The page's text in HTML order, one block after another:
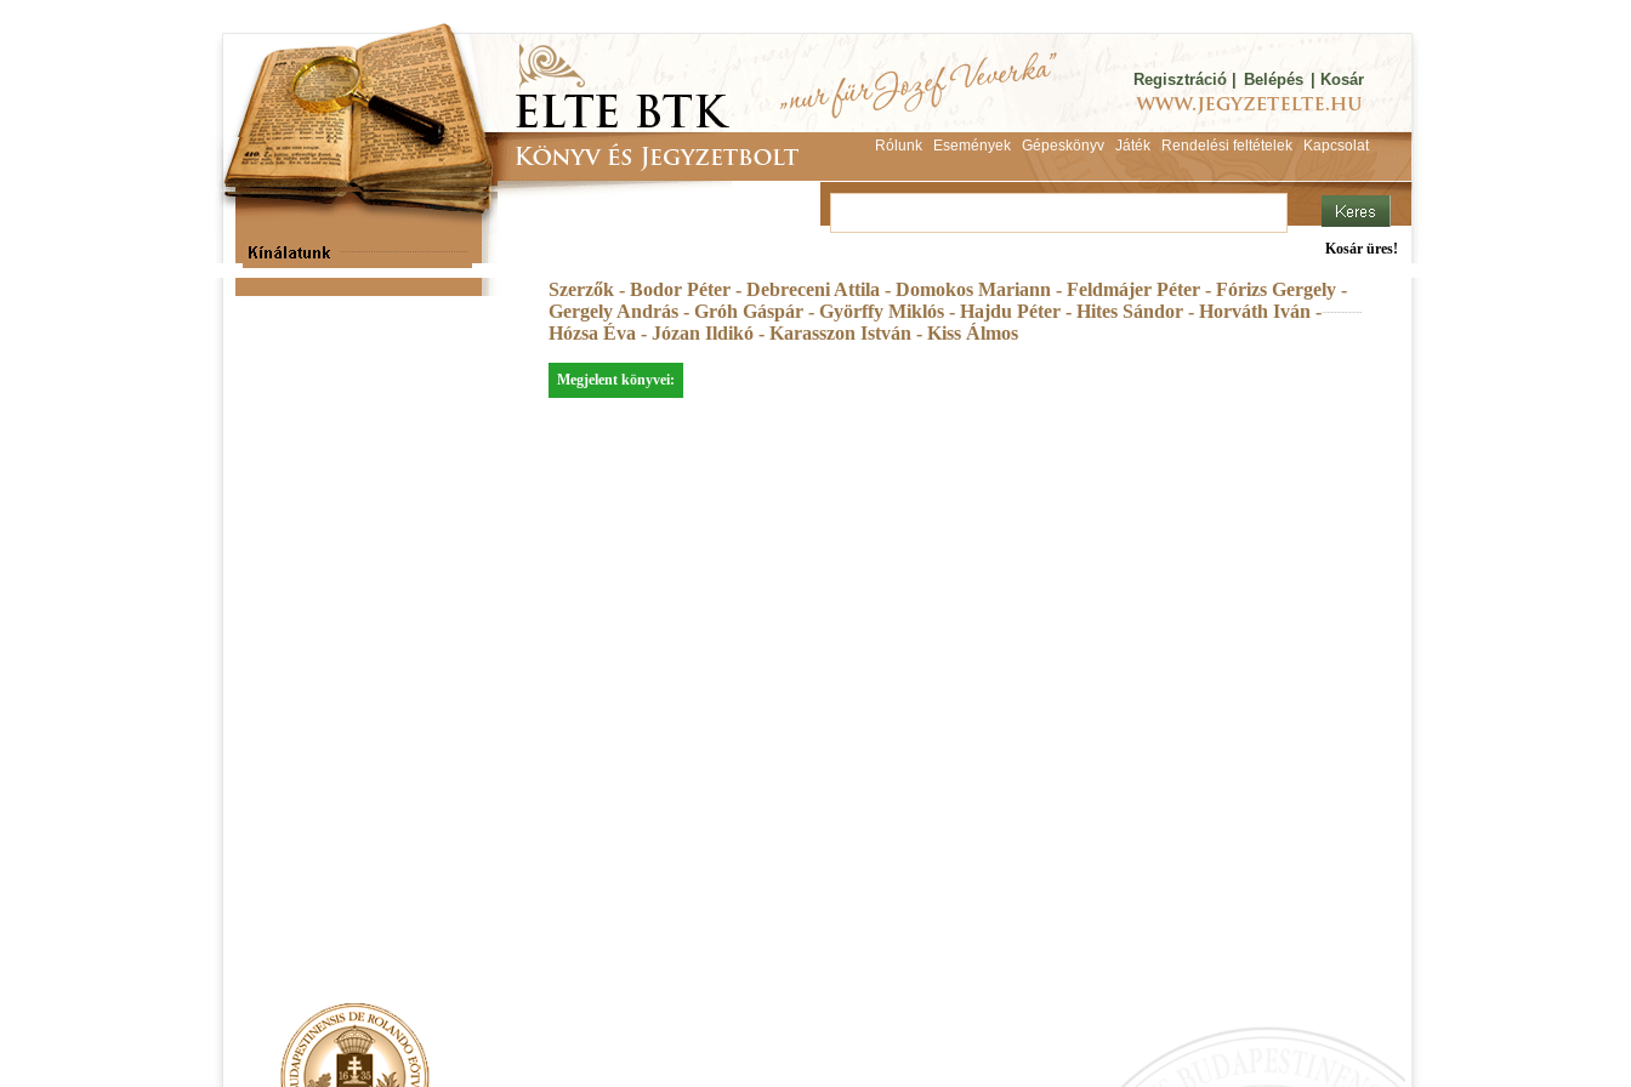
Regisztráció Belépés Kosár
Rólunk Események Gépeskönyv Játék Rendelési feltételek Kapcsolat
Kosár üres!
Szerzők - Bodor Péter - Debreceni Attila - Domokos Mariann - Feldmájer Péter - Fórizs Gergely -
Gergely András - Gróh Gáspár - Györffy Miklós - Hajdu Péter - Hites Sándor - Horváth Iván -
Hózsa Éva - Józan Ildikó - Karasszon István - Kiss Álmos
Megjelent könyvei: